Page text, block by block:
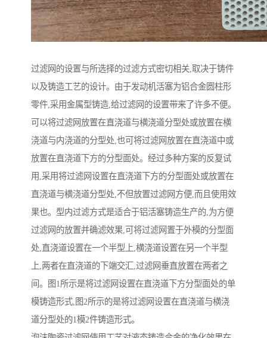
过滤网的设置与所选择的过滤方式密切相关,取决于铸件
以及铸造工艺的设计。由于发动机活塞为铝合金圆柱形
零件,采用金属型铸造,给过滤网的设置带来了许多不便。
可以将过滤网放置在直浇道与横浇道分型处或放置在横
浇道与内浇道的分型处,也可将过滤网放置在直浇道中或
放置在直浇道下方的分型面处。经过多种方案的反复试
用,采用将过滤网设置在直浇道下方的分型面处或放置在
直浇道与横浇道分型处,不但放置过滤网方便,而且使用效
果也。型内过滤方式是适合于铝活塞铸造生产的,为方便
过滤网的放置并确滤效果,可将过滤网置于外模的分型面
处,直浇道设置在一个半型上,横浇道设置在另一个半型
上,两者在直浇道的下端交汇,过滤网垂直放置在两者之
间。图1所示是将过滤网设置在直浇道下方分型面处的单
模铸造形式,图2所示的是将过滤网设置在直浇道与横浇
道分型处的1模2件铸造形式。